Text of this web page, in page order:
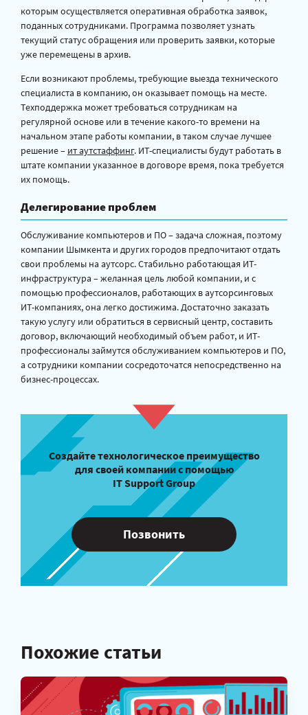
которым осуществляется оперативная обработка заявок,
поданных сотрудниками. Программа позволяет узнать
текущий статус обращения или проверить заявки, которые
уже перемещены в архив.
Если возникают проблемы, требующие выезда технического
специалиста в компанию, он оказывает помощь на месте.
Техподдержка может требоваться сотрудникам на
регулярной основе или в течение какого-то времени на
начальном этапе работы компании, в таком случае лучшее
решение – ит аутстаффинг. ИТ-специалисты будут работать в
штате компании указанное в договоре время, пока требуется
их помощь.
Делегирование проблем
Обслуживание компьютеров и ПО – задача сложная, поэтому
компании Шымкента и других городов предпочитают отдать
свои проблемы на аутсорс. Стабильно работающая ИТ-
инфраструктура – желанная цель любой компании, и с
помощью профессионалов, работающих в аутсорсинговых
ИТ-компаниях, она легко достижима. Достаточно заказать
такую услугу или обратиться в сервисный центр, составить
договор, включающий необходимый объем работ, и ИТ-
профессионалы займутся обслуживанием компьютеров и ПО,
а сотрудники компании сосредоточатся непосредственно на
бизнес-процессах.
Создайте технологическое преимущество
для своей компании с помощью
IT Support Group
Позвонить
Похожие статьи